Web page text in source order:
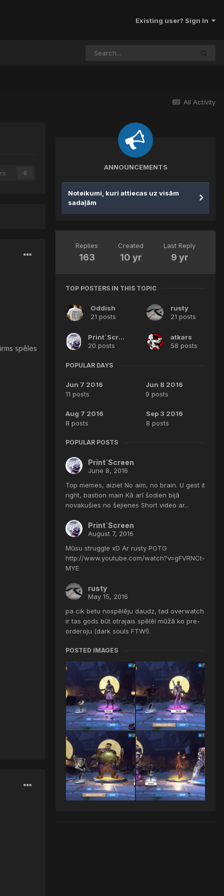
Existing user? Sign In
All Activity
0
spēles
ANNOUNCEMENTS
Noteikumi, kuri attiecas uz visām
sadaļām
Replies
163
Created
10 yr
Last Reply
9 yr
TOP POSTERS IN THIS TOPIC
Oddish
21 posts
rusty
21 posts
Print`Screen
20 posts
atkars
58 posts
POPULAR DAYS
Jun 7 2016
11 posts
Jun 8 2016
9 posts
Aug 7 2016
8 posts
Sep 3 2016
8 posts
POPULAR POSTS
Print`Screen
June 8, 2016
Top memes, aiziet No aim, no brain. U gest it
right, bastion main Kā arī šodien bijā
novakušies no šejienes Short video ar...
Print`Screen
August 7, 2016
Mūsu struggle xD Ar rusty POTG
http://www.youtube.com/watch?v=gFVRNCt-
MYE
rusty
May 15, 2016
pa cik betu nospēlēju daudz, tad overwatch
ir tas gods būt otrajais spēlēi mūžā ko pre-
orderoju (dark souls FTW!).
POSTED IMAGES